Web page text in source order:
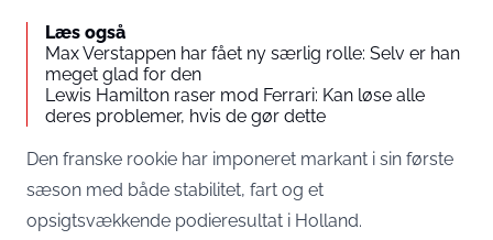
Læs også
Max Verstappen har fået ny særlig rolle: Selv er han
meget glad for den
Lewis Hamilton raser mod Ferrari: Kan løse alle
deres problemer, hvis de gør dette
Den franske rookie har imponeret markant i sin første
sæson med både stabilitet, fart og et
opsigtsvækkende podieresultat i Holland.